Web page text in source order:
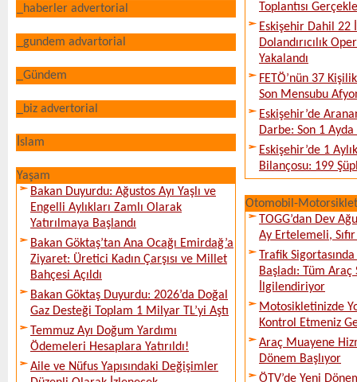
_haberler advertorial
_gundem advartorial
_Gündem
_biz advertorial
İslam
Yaşam
Bakan Duyurdu: Ağustos Ayı Yaşlı ve
Engelli Aylıkları Zamlı Olarak
Yatırılmaya Başlandı
Bakan Göktaş’tan Ana Ocağı Emirdağ’a
Ziyaret: Üretici Kadın Çarşısı ve Millet
Bahçesi Açıldı
Bakan Göktaş Duyurdu: 2026’da Doğal
Gaz Desteği Toplam 1 Milyar TL’yi Aştı
Temmuz Ayı Doğum Yardımı
Ödemeleri Hesaplara Yatırıldı!
Aile ve Nüfus Yapısındaki Değişimler
Toplantısı
Eskişehir Dahil
Dolandırıcılık
Yakalandı
FETÖ’nün 37
Son Mensubu
Eskişehir’de
Darbe: Son 1 Ayda
Eskişehir’de 1
Bilançosu: 199
Otomobil-Motorsiklet
TOGG’dan Dev
Ay Ertelemeli,
Trafik
Başladı: Tüm
İlgilendiriyor
Motosikletinizde
Kontrol Etmeniz
Araç Muayene
Dönem Başlıyor
ÖTV’de Yeni